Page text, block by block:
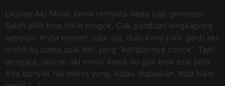
Ukuran Aki Mobil Xenia ternyata beda tiap generasi!
Salah pilih bisa bikin mogok. Cek panduan lengkapnya
sebelum Anda nyesel! Jujur aja, dulu Kami pikir ganti aki
mobil itu cuma soal beli yang “keliatannya cocok”. Tapi
ternyata, ukuran aki mobil Xenia itu gak bisa asal pilih.
Ada banyak hal teknis yang, kalau diabaikan, bisa bikin